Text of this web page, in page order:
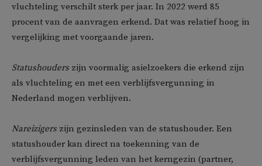
vluchteling verschilt sterk per jaar. In 2022 werd 85
procent van de aanvragen erkend. Dat was relatief hoog in
vergelijking met voorgaande jaren.
Statushouders zijn voormalig asielzoekers die erkend zijn
als vluchteling en met een verblijfsvergunning in
Nederland mogen verblijven.
Nareizigers zijn gezinsleden van de statushouder. Een
statushouder kan direct na toekenning van de
verblijfsvergunning leden van het kerngezin (partner,